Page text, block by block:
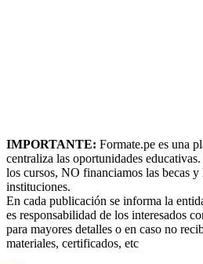
IMPORTANTE: Formate.pe es una
centraliza las oportunidades
los cursos, NO financiamos las becas
instituciones.
En cada publicación se informa la
es responsabilidad de los interesados
para mayores detalles o en caso no
materiales, certificados, etc